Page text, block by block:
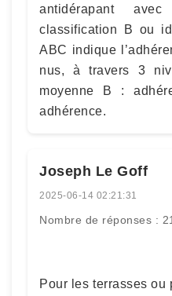
antidérapant
classification B ou
ABC indique
nus, à travers 3
moyenne B :
adhérence.
Joseph Le Goff
2025-06-14 02:21:31
Nombre de réponses : 21
Pour les terrasses